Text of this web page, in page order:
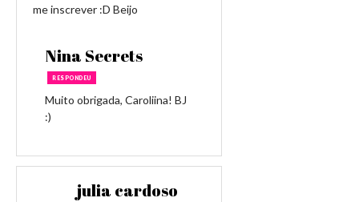
me inscrever :D Beijo
Nina Secrets
RESPONDEU
Muito obrigada, Caroliina! BJ
:)
julia cardoso